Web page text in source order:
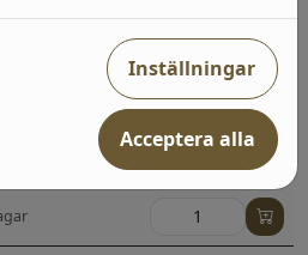
betong & trä;Enfärgade
Neutral, Sten, betong & trä;Barn
Inställningar
Acceptera alla